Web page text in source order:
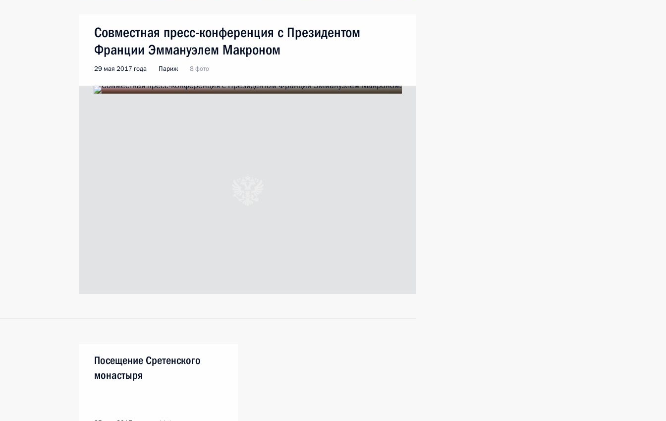
Совместная пресс-конференция с Президентом
Франции Эммануэлем Макроном
29 мая 2017 года Париж 8 фото
Посещение Сретенского
монастыря